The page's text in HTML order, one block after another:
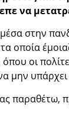
να
μέσα στην
οποία
οι
μην
παραθέτω,